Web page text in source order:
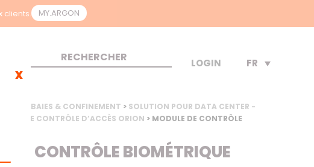
clients. MY.ARGON
LOGIN FR
BAIES & CONFINEMENT > SOLUTION POUR DATA CENTER -
DE CONTRÔLE D’ACCÈS ORION > MODULE DE CONTRÔLE
DE CONTRÔLE BIOMÉTRIQUE
x